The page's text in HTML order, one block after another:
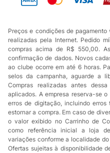
Preços e condições de
realizadas pela Internet. Pedido
compras acima de R$ 550,00.
confirmação de dados. Novos
ao clube ocorre em até 6 horas.
selos da campanha, aguarde a
Compras realizadas antes
aplicados. A empresa reserva-se
erros de digitação, incluindo erros
estornar a compra. Em caso de
o valor exibido no Carrinho de
como referência inicial a loja
variações conforme a localidade
Ofertas sujeitas à disponibilidade